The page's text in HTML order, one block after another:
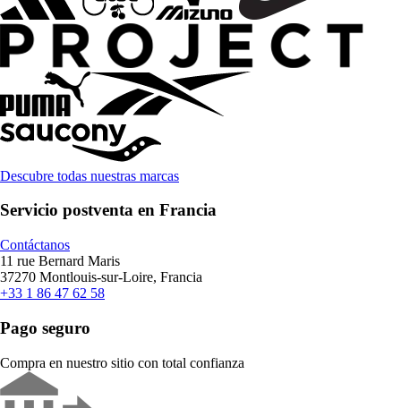
Descubre todas nuestras marcas
Servicio postventa en Francia
Contáctanos
11 rue Bernard Maris
37270 Montlouis-sur-Loire, Francia
+33 1 86 47 62 58
Pago seguro
Compra en nuestro sitio con total confianza